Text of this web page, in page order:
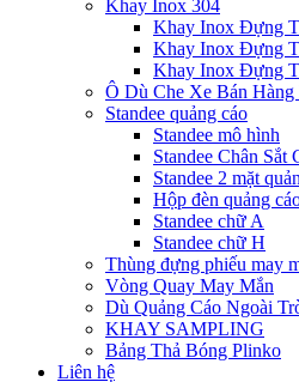
Khay Inox 304
Khay Inox Đựng
Khay Inox Đựng
Khay Inox Đựng
Ô Dù Che Xe Bán
Standee quảng cáo
Standee mô hình
Standee Chân Sắt
Standee 2 mặt
Hộp đèn quảng
Standee chữ A
Standee chữ H
Thùng đựng phiếu may
Vòng Quay May Mắn
Dù Quảng Cáo Ngoài
KHAY SAMPLING
Bảng Thả Bóng Plinko
Liên hệ